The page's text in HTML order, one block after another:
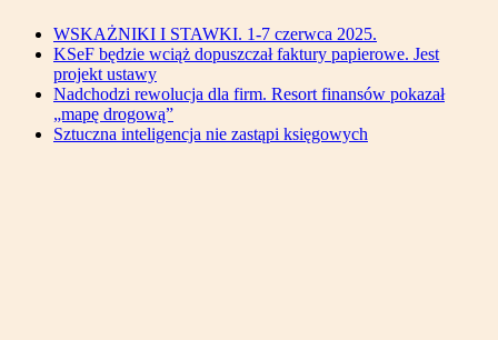
WSKAŻNIKI I STAWKI. 1-7 czerwca 2025.
KSeF będzie wciąż dopuszczał faktury papierowe. Jest
projekt ustawy
Nadchodzi rewolucja dla firm. Resort finansów pokazał
„mapę drogową”
Sztuczna inteligencja nie zastąpi księgowych